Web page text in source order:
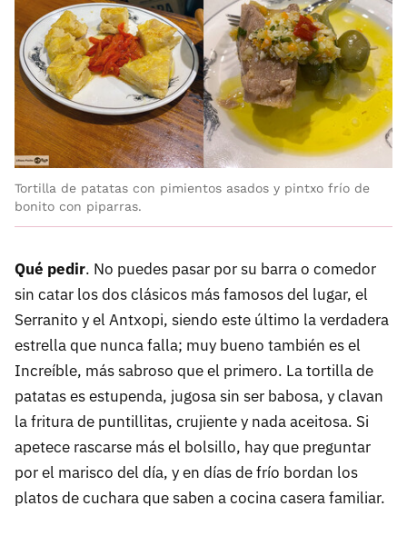
Tortilla de patatas con pimientos asados y pintxo frío de
bonito con piparras.
Qué pedir. No puedes pasar por su barra o comedor
sin catar los dos clásicos más famosos del lugar, el
Serranito y el Antxopi, siendo este último la verdadera
estrella que nunca falla; muy bueno también es el
Increíble, más sabroso que el primero. La tortilla de
patatas es estupenda, jugosa sin ser babosa, y clavan
la fritura de puntillitas, crujiente y nada aceitosa. Si
apetece rascarse más el bolsillo, hay que preguntar
por el marisco del día, y en días de frío bordan los
platos de cuchara que saben a cocina casera familiar.